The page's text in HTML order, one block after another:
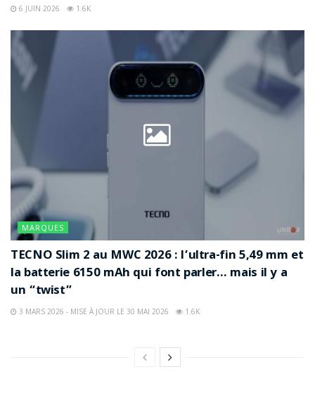
6 JUIN 2026 1.6K
MARQUES
TECNO Slim 2 au MWC 2026 : l’ultra-fin 5,49 mm et
la batterie 6150 mAh qui font parler… mais il y a
un “twist”
3 MARS 2026 - MISE À JOUR LE 30 MAI 2026 1.6K